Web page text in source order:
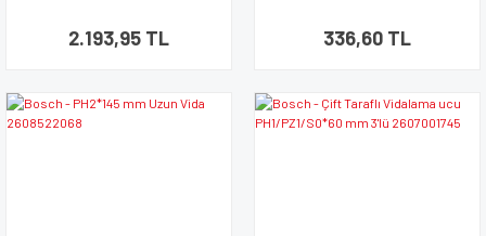
2.193,95 TL 336,60 TL